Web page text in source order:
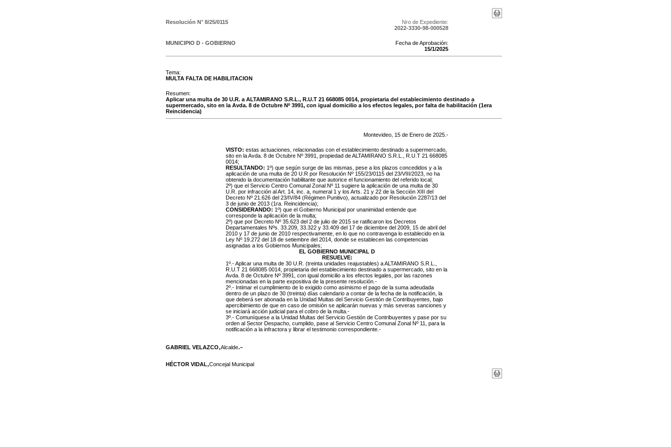
Resolución N° 8/25/0115
Nro de Expediente:
2022-3330-98-000528
MUNICIPIO D - GOBIERNO
Fecha de Aprobación:
15/1/2025
Tema:
MULTA FALTA DE HABILITACION
Resumen:
Aplicar una multa de 30 U.R. a ALTAMIRANO S.R.L., R.U.T 21 668085 0014, propietaria del establecimiento destinado a
supermercado, sito en la Avda. 8 de Octubre Nº 3991, con igual domicilio a los efectos legales, por falta de habilitación (1era
Reincidencia)
Montevideo, 15 de Enero de 2025 .-
VISTO: estas actuaciones, relacionadas con el establecimiento destinado a supermercado,
sito en la Avda. 8 de Octubre Nº 3991, propiedad de ALTAMIRANO S.R.L., R.U.T 21 668085
0014;
RESULTANDO: 1º) que según surge de las mismas, pese a los plazos concedidos y a la
aplicación de una multa de 20 U.R por Resolución Nº 155/23/0115 del 23/VIII/2023, no ha
obtenido la documentación habilitante que autorice el funcionamiento del referido local;
2º) que el Servicio Centro Comunal Zonal Nº 11 sugiere la aplicación de una multa de 30
U.R. por infracción al Art. 14, inc. a, numeral 1 y los Arts. 21 y 22 de la Sección XIII del
Decreto Nº 21.626 del 23/IV/84 (Régimen Punitivo), actualizado por Resolución 2287/13 del
3 de junio de 2013 (1ra. Reincidencia);
CONSIDERANDO: 1º) que el Gobierno Municipal por unanimidad entiende que
corresponde la aplicación de la multa;
2º) que por Decreto Nº 35.623 del 2 de julio de 2015 se ratificaron los Decretos
Departamentales Nºs. 33.209, 33.322 y 33.409 del 17 de diciembre del 2009, 15 de abril del
2010 y 17 de junio de 2010 respectivamente, en lo que no contravenga lo establecido en la
Ley Nº 19.272 del 18 de setiembre del 2014, donde se establecen las competencias
asignadas a los Gobiernos Municipales;
EL GOBIERNO MUNICIPAL D
RESUELVE:
1º.- Aplicar una multa de 30 U.R. (treinta unidades reajustables) a ALTAMIRANO S.R.L.,
R.U.T 21 668085 0014, propietaria del establecimiento destinado a supermercado, sito en la
Avda. 8 de Octubre Nº 3991, con igual domicilio a los efectos legales, por las razones
mencionadas en la parte expositiva de la presente resolución.-
2º.- Intimar el cumplimiento de lo exigido como asimismo el pago de la suma adeudada
dentro de un plazo de 30 (treinta) días calendario a contar de la fecha de la notificación, la
que deberá ser abonada en la Unidad Multas del Servicio Gestión de Contribuyentes, bajo
apercibimiento de que en caso de omisión se aplicarán nuevas y más severas sanciones y
se iniciará acción judicial para el cobro de la multa.-
3º.- Comuníquese a la Unidad Multas del Servicio Gestión de Contribuyentes y pase por su
orden al Sector Despacho, cumplido, pase al Servicio Centro Comunal Zonal Nº 11, para la
notificación a la infractora y librar el testimonio correspondiente.-
GABRIEL VELAZCO,Alcalde.-
HÉCTOR VIDAL,Concejal Municipal